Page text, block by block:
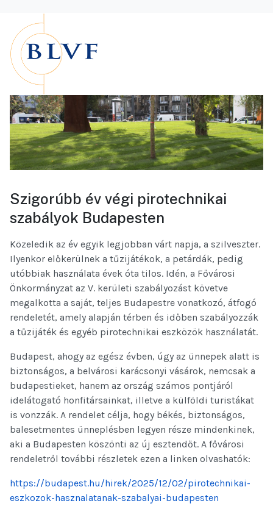
Szigorúbb év végi pirotechnikai
szabályok Budapesten
Közeledik az év egyik legjobban várt napja, a szilveszter.
Ilyenkor előkerülnek a tűzijátékok, a petárdák, pedig
utóbbiak használata évek óta tilos. Idén, a Fővárosi
Önkormányzat az V. kerületi szabályozást követve
megalkotta a saját, teljes Budapestre vonatkozó, átfogó
rendeletét, amely alapján térben és időben szabályozzák
a tűzijáték és egyéb pirotechnikai eszközök használatát.
Budapest, ahogy az egész évben, úgy az ünnepek alatt is
biztonságos, a belvárosi karácsonyi vásárok, nemcsak a
budapestieket, hanem az ország számos pontjáról
idelátogató honfitársainkat, illetve a külföldi turistákat
is vonzzák. A rendelet célja, hogy békés, biztonságos,
balesetmentes ünneplésben legyen része mindenkinek,
aki a Budapesten köszönti az új esztendőt. A fővárosi
rendeletről további részletek ezen a linken olvashatók:
https://budapest.hu/hirek/2025/12/02/pirotechnikai-
eszkozok-hasznalatanak-szabalyai-budapesten